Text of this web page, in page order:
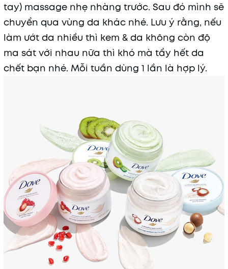
tay) massage nhẹ nhàng trước. Sau đó mình sẽ
chuyển qua vùng da khác nhé. Lưu ý rằng, nếu
làm ướt da nhiều thì kem & da không còn độ
ma sát với nhau nữa thì khó mà tẩy hết da
chết bạn nhé. Mỗi tuần dùng 1 lần là hợp lý.